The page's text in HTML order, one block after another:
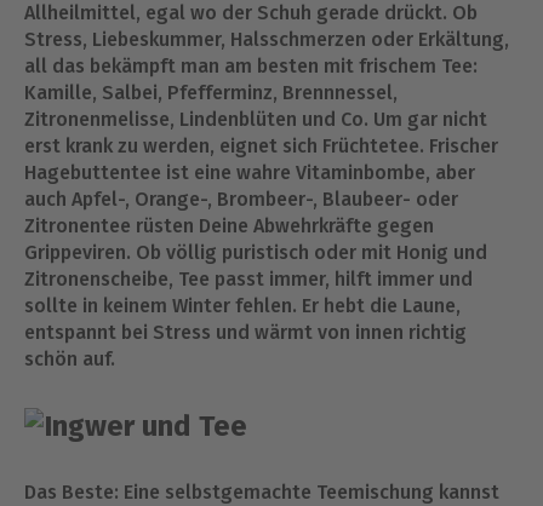
Allheilmittel, egal wo der Schuh gerade drückt. Ob
Stress, Liebeskummer, Halsschmerzen oder Erkältung,
all das bekämpft man am besten mit frischem Tee:
Kamille, Salbei, Pfefferminz, Brennnessel,
Zitronenmelisse, Lindenblüten und Co. Um gar nicht
erst krank zu werden, eignet sich Früchtetee. Frischer
Hagebuttentee ist eine wahre Vitaminbombe, aber
auch Apfel-, Orange-, Brombeer-, Blaubeer- oder
Zitronentee rüsten Deine Abwehrkräfte gegen
Grippeviren. Ob völlig puristisch oder mit Honig und
Zitronenscheibe, Tee passt immer, hilft immer und
sollte in keinem Winter fehlen. Er hebt die Laune,
entspannt bei Stress und wärmt von innen richtig
schön auf.
Das Beste: Eine selbstgemachte Teemischung kannst